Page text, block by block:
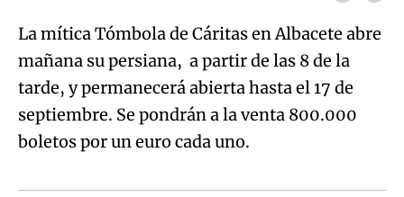
La mítica Tómbola de Cáritas en Albacete abre
mañana su persiana, a partir de las 8 de la
tarde, y permanecerá abierta hasta el 17 de
septiembre. Se pondrán a la venta 800.000
boletos por un euro cada uno.